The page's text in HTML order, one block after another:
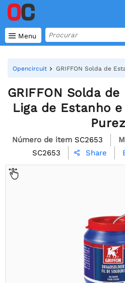
 Menu
Opencircuit GRIFFON Solda de
GRIFFON Solda
Liga de Estanho
Número de item SC2653
SC2653
 Share